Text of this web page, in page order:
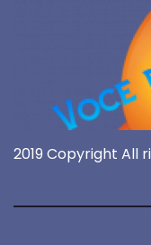
2019 Copyright All